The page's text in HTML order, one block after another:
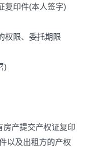
复印件(本人签字)
限、委托期限
)
产提交产权证复印
以及出租方的产权